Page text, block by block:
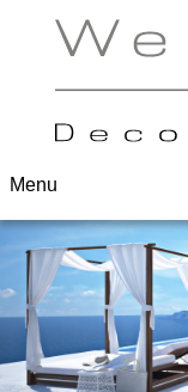
Menu